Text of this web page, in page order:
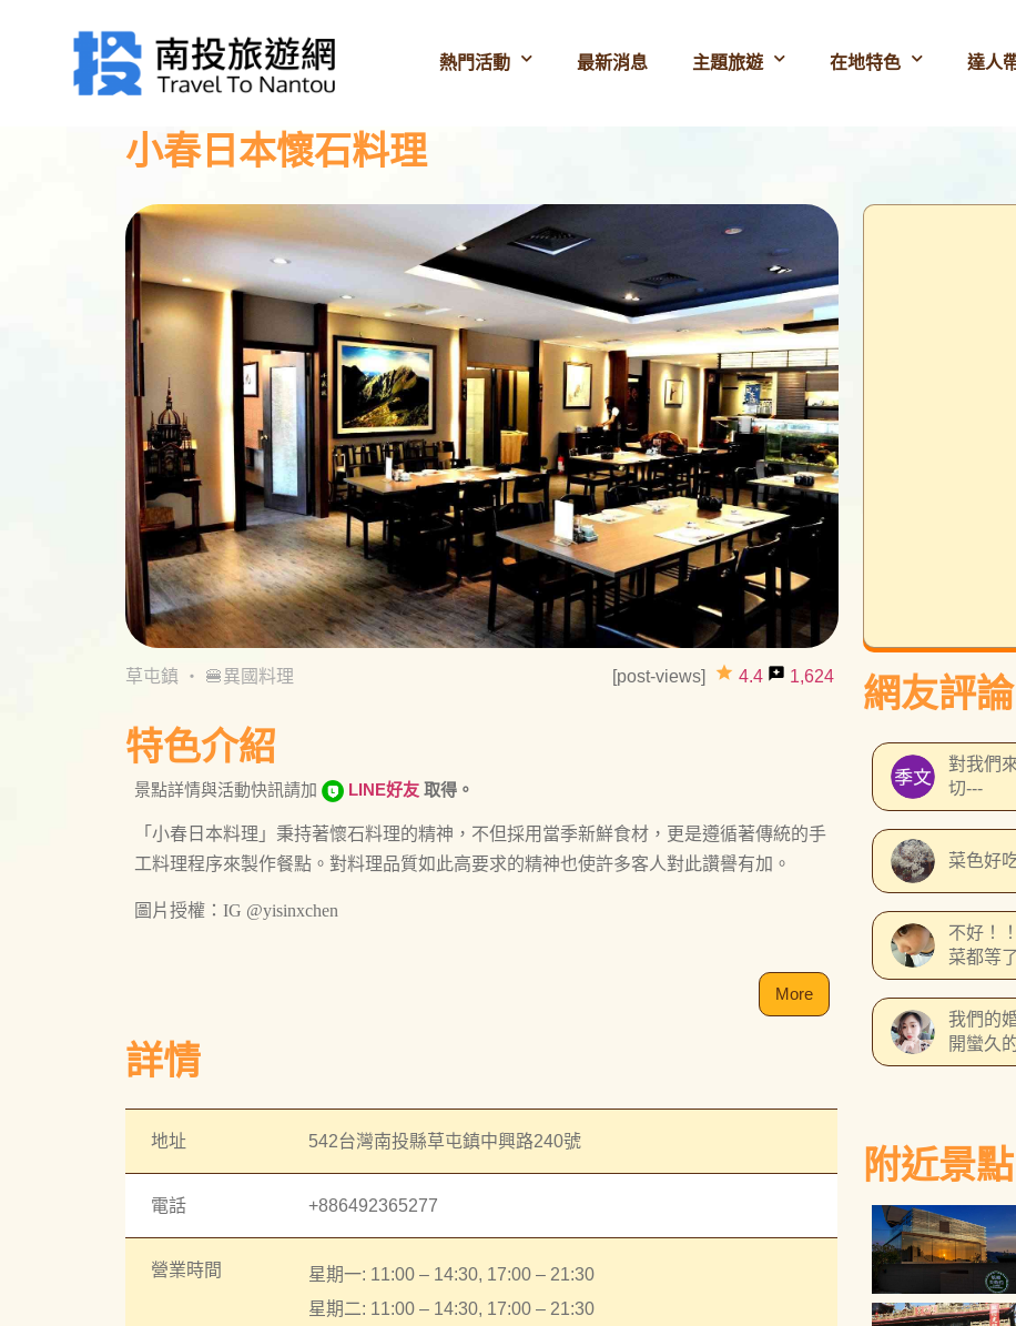
熱門活動 最新消息 主題旅遊 在地特色 達人
小春日本懷石料理
草屯鎮 ・ 🍔異國料理 [post-views] grade 4.4 reviews 1,624
特色介紹
景點詳情與活動快訊請加 LINE好友取得。
「小春日本料理」秉持著懷石料理的精神，不但採用當季新鮮食材，更是遵循著傳統的手
工料理程序來製作餐點。對料理品質如此高要求的精神也使許多客人對此讚譽有加。
圖片授權：IG @yisinxchen
More
詳情
地址 542台灣南投縣草屯鎮中興路240號
電話 +886492365277
營業時間
星期一: 11:00 – 14:30, 17:00 – 21:30
星期二: 11:00 – 14:30, 17:00 – 21:30
網友評論
對我們
切---
菜色好
不好！
菜都等
他媽都
我說沒
鮮還有
嘛？
我們的
開蠻久
貴餐廳
當天雖
是有延
都是在
所回應
應該不
出菜速
要提前
婚禮舉
試是用
附近景點